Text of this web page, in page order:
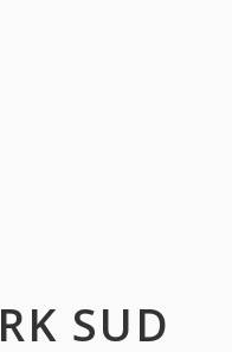
SUD